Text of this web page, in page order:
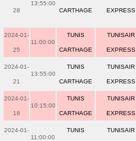
28
13:55:00
CARTHAGE EXPRESS
2024-01-
25
11:00:00
TUNIS
CARTHAGE
TUNISAIR
EXPRESS
2024-01-
21
13:55:00
TUNIS
CARTHAGE
TUNISAIR
EXPRESS
2024-01-
18
10:15:00
TUNIS
CARTHAGE
TUNISAIR
EXPRESS
2024-01-
11:00:00
TUNIS TUNISAIR